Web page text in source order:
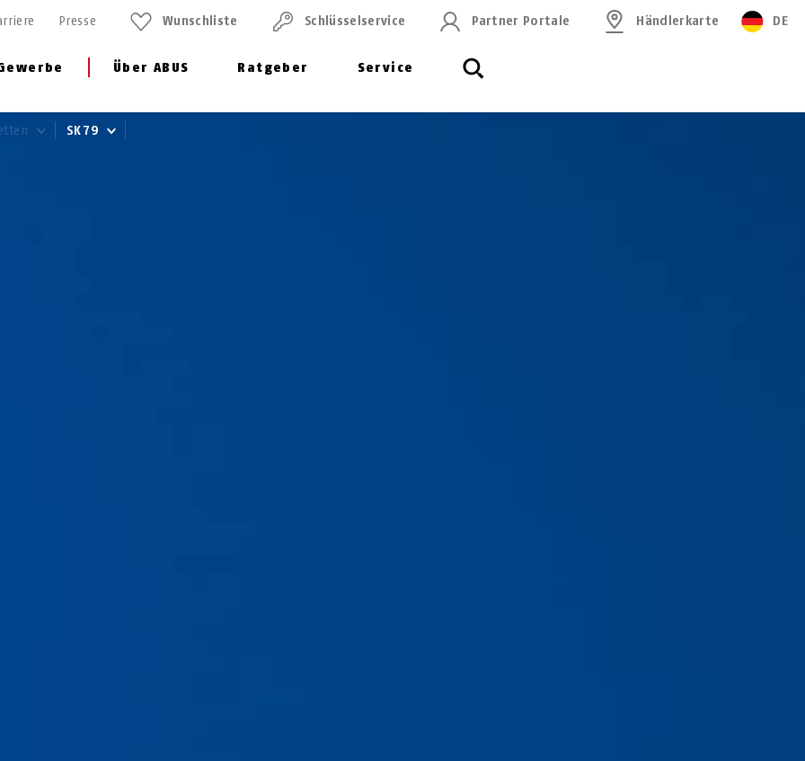
Über ABUS Ratgeber Service
Presse Wunschliste Schlüssel­service Partner Portale Händlerkarte DE
SK79